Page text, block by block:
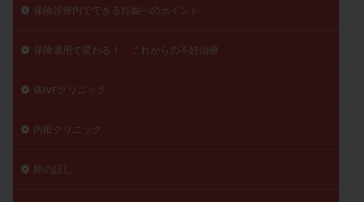
保険診療内でできる妊娠へのポイント
保険適用で変わる！ これからの不妊治療
俵IVFクリニック
内田クリニック
卵の話し